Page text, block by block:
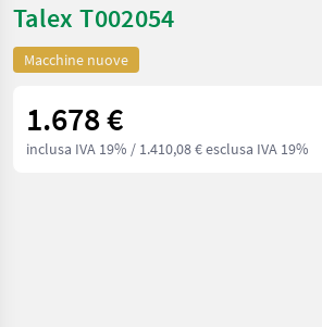
Talex T002054
Macchine nuove
1.678 €
inclusa IVA 19% / 1.410,08 € esclusa IVA 19%